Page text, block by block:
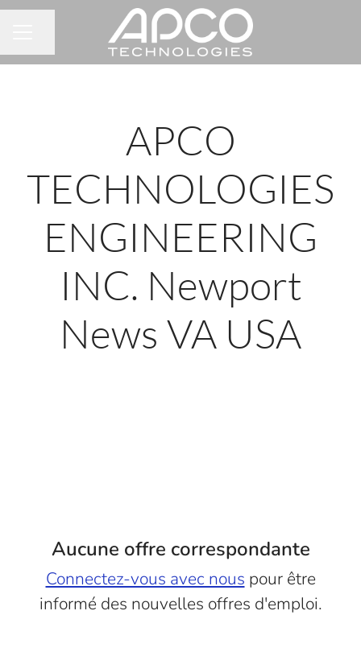
Partager la page
APCO
TECHNOLOGIES
ENGINEERING
INC. Newport
News VA USA
Aucune offre correspondante
Connectez-vous avec nous pour être
informé des nouvelles offres d'emploi.